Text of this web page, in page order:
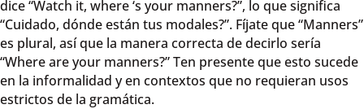
dice “Watch it, where ‘s your manners?”, lo que significa
“Cuidado, dónde están tus modales?”. Fíjate que “Manners”
es plural, así que la manera correcta de decirlo sería
“Where are your manners?” Ten presente que esto sucede
en la informalidad y en contextos que no requieran usos
estrictos de la gramática.